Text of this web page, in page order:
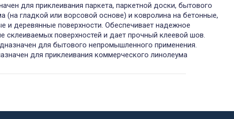
для приклеивания паркета, паркетной доски, бытового
(на гладкой или ворсовой основе) и ковролина на бетонные,
и деревянные поверхности. Обеспечивает надежное
склеиваемых поверхностей и дает прочный клеевой шов.
для бытового непромышленного применения.
для приклеивания коммерческого линолеума